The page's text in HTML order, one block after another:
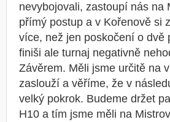
nevybojovali, zastoupí nás na
přímý postup a v Kořenově si
více, než jen poskočení o dvě
finiši ale turnaj negativně
Závěrem. Měli jsme určitě na
zaslouží a věříme, že v
velký pokrok. Budeme držet
H10 a tím jsme měli na